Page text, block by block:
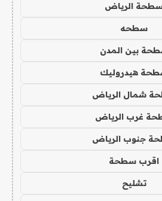
الرياض
سطحه
بين المدن
هيدروليك
شمال الرياض
غرب الرياض
جنوب الرياض
اقرب سطحة
تشليح